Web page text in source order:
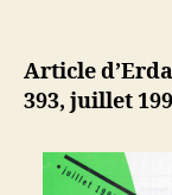
Article
393, juillet